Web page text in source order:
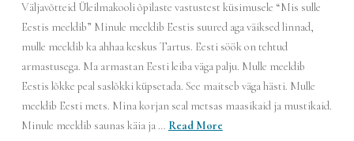
Väljavõtteid Üleilmakooli õpilaste vastustest küsimusele “Mis sulle
Eestis meeldib” Minule meeldib Eestis suured aga väiksed linnad,
mulle meeldib ka ahhaa keskus Tartus. Eesti söök on tehtud
armastusega. Ma armastan Eesti leiba väga palju. Mulle meeldib
Eestis lõkke peal saslõkki küpsetada. See maitseb väga hästi. Mulle
meeldib Eesti mets. Mina korjan seal metsas maasikaid ja mustikaid.
Minule meeldib saunas käia ja … Read More